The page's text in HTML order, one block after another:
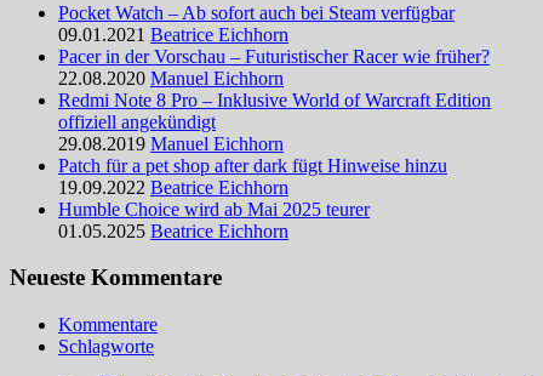
Pocket Watch – Ab sofort auch bei Steam verfügbar
09.01.2021 Beatrice Eichhorn
Pacer in der Vorschau – Futuristischer Racer wie früher?
22.08.2020 Manuel Eichhorn
Redmi Note 8 Pro – Inklusive World of Warcraft Edition
offiziell angekündigt
29.08.2019 Manuel Eichhorn
Patch für a pet shop after dark fügt Hinweise hinzu
19.09.2022 Beatrice Eichhorn
Humble Choice wird ab Mai 2025 teurer
01.05.2025 Beatrice Eichhorn
Neueste Kommentare
Kommentare
Schlagworte